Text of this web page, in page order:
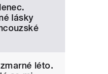
lásky
léto.